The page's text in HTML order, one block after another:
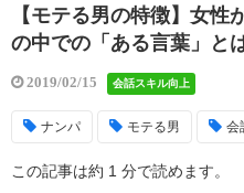
【モテる男の特徴】女
の中での「ある言葉」と
2019/02/15 会話スキル向上
ナンパ モテる男 会
この記事は約 1 分で読めます。